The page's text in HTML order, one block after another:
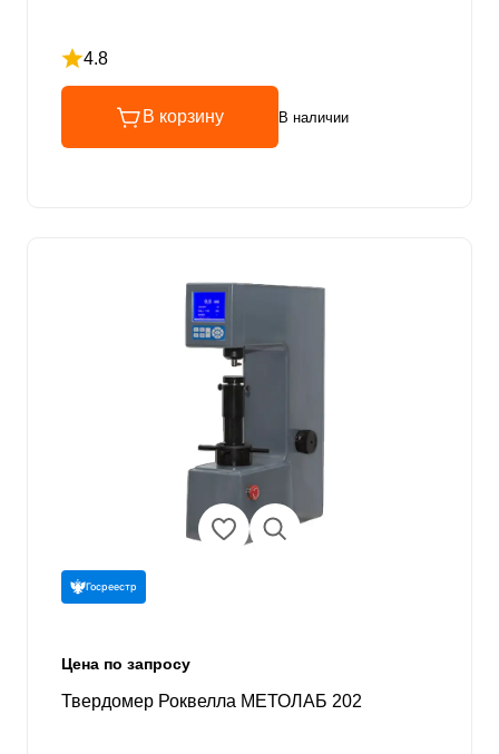
4.8
Рейтинг 4.8 из 5
В корзину В наличии
Госреестр
Цена по запросу
Твердомер Роквелла МЕТОЛАБ 202